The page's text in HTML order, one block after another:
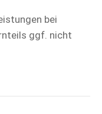
bei
ggf. nicht